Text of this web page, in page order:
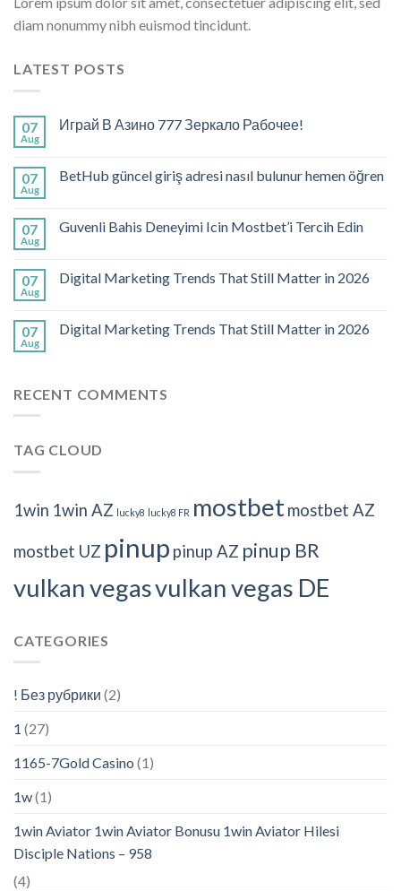
diam nonummy nibh euismod tincidunt.
LATEST POSTS
07
Aug
Играй В Азино 777 Зеркало Рабочее!
07
Aug
BetHub güncel giriş adresi nasıl bulunur hemen öğren
07
Aug
Guvenli Bahis Deneyimi Icin Mostbet’i Tercih Edin
07
Aug
Digital Marketing Trends That Still Matter in 2026
07
Aug
Digital Marketing Trends That Still Matter in 2026
RECENT COMMENTS
TAG CLOUD
1win 1win AZ lucky8 lucky8 FR mostbetmostbet AZ
mostbet UZ pinup pinup AZ pinup BR
vulkan vegasvulkan vegas DE
CATEGORIES
! Без рубрики (2)
1 (27)
1165-7Gold Casino (1)
1w(1)
1win Aviator 1win Aviator Bonusu 1win Aviator Hilesi
Disciple Nations – 958
(4)